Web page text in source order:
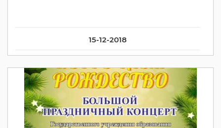
15-12-2018